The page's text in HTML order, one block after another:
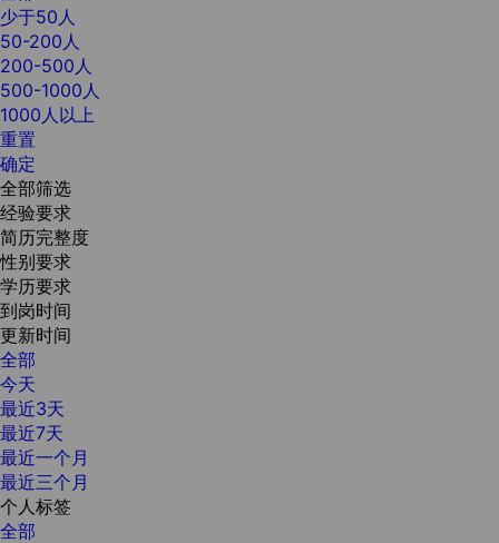
少于50人
50-200人
200-500人
500-1000人
1000人以上
重置
确定
全部筛选
经验要求
简历完整度
性别要求
学历要求
到岗时间
更新时间
全部
今天
最近3天
最近7天
最近一个月
最近三个月
个人标签
全部